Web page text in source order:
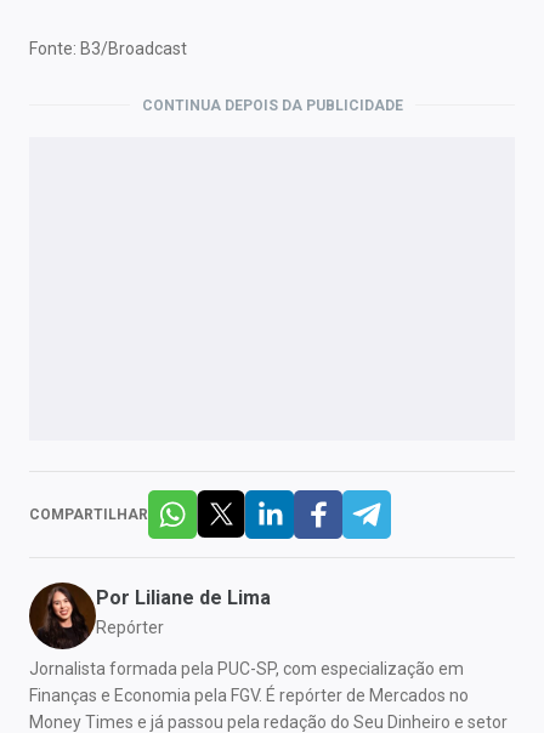
Fonte: B3/Broadcast
CONTINUA DEPOIS DA PUBLICIDADE
COMPARTILHAR
Por Liliane de Lima
Repórter
Jornalista formada pela PUC-SP, com especialização em
Finanças e Economia pela FGV. É repórter de Mercados no
Money Times e já passou pela redação do Seu Dinheiro e setor